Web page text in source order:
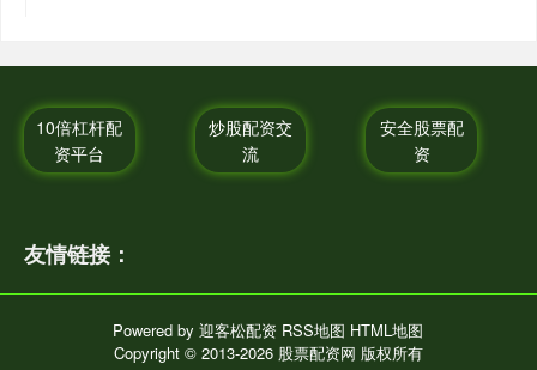
10倍杠杆配
资平台
炒股配资交
流
安全股票配
资
友情链接：
Powered by迎客松配资 RSS地图 HTML地图
Copyright © 2013-2026 股票配资网 版权所有